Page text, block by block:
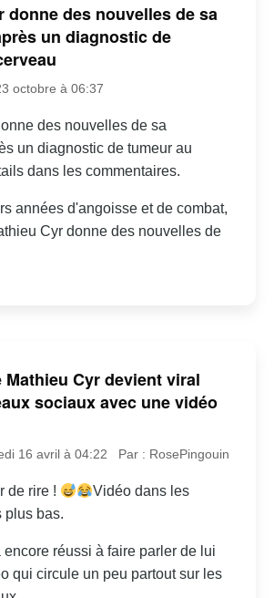
donne des nouvelles de sa
un diagnostic de
octobre à 06:37
des nouvelles de sa
un diagnostic de tumeur au
dans les commentaires.
années d'angoisse et de combat,
Cyr donne des nouvelles de
Mathieu Cyr devient viral
sociaux avec une vidéo
16 avril à 04:22 Par : RosePingouin
de rire !
Vidéo dans les
plus bas.
encore réussi à faire parler de lui
qui circule un peu partout sur les